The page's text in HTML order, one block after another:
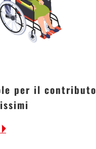
per il contributo